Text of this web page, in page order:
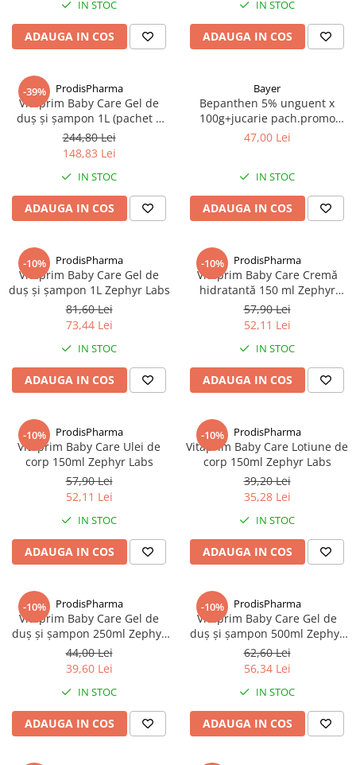
Antioxidanti
Altele-Suplimente alimentare
IN STOC
ADAUGA IN COS
IN STOC
ADAUGA IN COS
-39% ProdisPharma
Vitaprim Baby Care Gel de
duş şi şampon 1L (pachet 3
buc) Zephyr Labs
244,80 Lei
148,83 Lei
IN STOC
ADAUGA IN COS
Bayer
Bepanthen 5% unguent x
100g+jucarie pach.promo
Zephyr Labs
47,00 Lei
IN STOC
ADAUGA IN COS
-10% ProdisPharma
Vitaprim Baby Care Gel de
duş şi şampon 1L Zephyr Labs
81,60 Lei
73,44 Lei
IN STOC
ADAUGA IN COS
-10% ProdisPharma
Vitaprim Baby Care Cremă
hidratantă 150 ml Zephyr
Labs
57,90 Lei
52,11 Lei
IN STOC
ADAUGA IN COS
-10% ProdisPharma
Vitaprim Baby Care Ulei de
corp 150ml Zephyr Labs
57,90 Lei
52,11 Lei
IN STOC
ADAUGA IN COS
-10% ProdisPharma
Vitaprim Baby Care Lotiune de
corp 150ml Zephyr Labs
39,20 Lei
35,28 Lei
IN STOC
ADAUGA IN COS
-10% ProdisPharma
Vitaprim Baby Care Gel de
duş şi şampon 250ml Zephyr
Labs
44,00 Lei
39,60 Lei
IN STOC
ADAUGA IN COS
-10% ProdisPharma
Vitaprim Baby Care Gel de
duş şi şampon 500ml Zephyr
Labs
62,60 Lei
56,34 Lei
IN STOC
ADAUGA IN COS